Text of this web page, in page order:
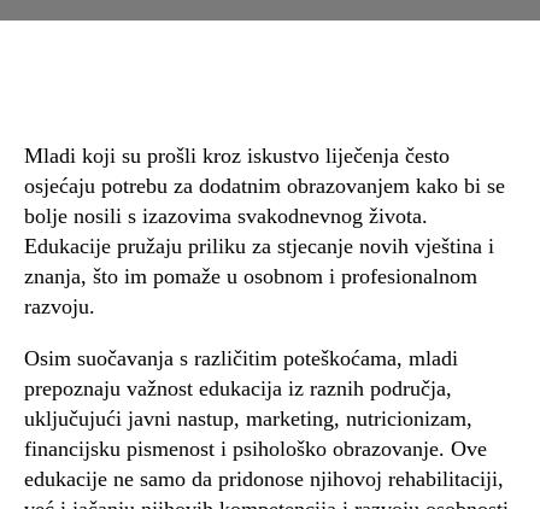
Mladi koji su prošli kroz iskustvo liječenja često
osjećaju potrebu za dodatnim obrazovanjem kako bi se
bolje nosili s izazovima svakodnevnog života.
Edukacije pružaju priliku za stjecanje novih vještina i
znanja, što im pomaže u osobnom i profesionalnom
razvoju.
Osim suočavanja s različitim poteškoćama, mladi
prepoznaju važnost edukacija iz raznih područja,
uključujući javni nastup, marketing, nutricionizam,
financijsku pismenost i psihološko obrazovanje. Ove
edukacije ne samo da pridonose njihovoj rehabilitaciji,